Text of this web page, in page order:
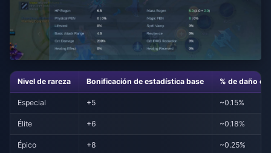
Nivel de rareza Bonificación de estadística base % de daño
Especial +5 ~0.15%
Élite +6 ~0.18%
Épico +8 ~0.25%